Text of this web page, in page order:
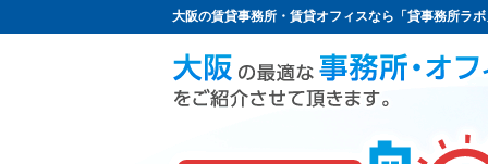
大阪の賃貸事務所・賃貸オフィスなら「貸事務所ラ